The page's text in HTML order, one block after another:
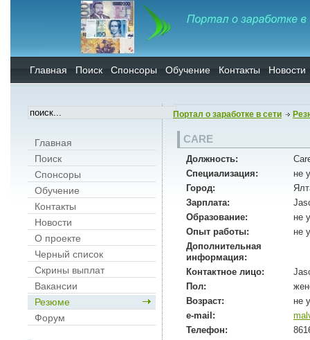
Главная Поиск Спонсоры Обучение Контакты Новости
Главная
Поиск
Спонсоры
Обучение
Контакты
Новости
О проекте
Черный список
Скрины выплат
Вакансии
Резюме
Форум
Портал о заработке в сети
CARE
Должность:
Специализация:
не
Город:
Зарплата:
Образование:
не
Опыт работы:
не
Дополнительная
информация:
Контактное лицо:
Пол:
Возраст:
не
e-mail:
Телефон: